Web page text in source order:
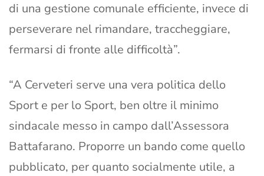
di una gestione comunale efficiente, invece di
perseverare nel rimandare, traccheggiare,
fermarsi di fronte alle difficoltà”.
“A Cerveteri serve una vera politica dello
Sport e per lo Sport, ben oltre il minimo
sindacale messo in campo dall’Assessora
Battafarano. Proporre un bando come quello
pubblicato, per quanto socialmente utile, a